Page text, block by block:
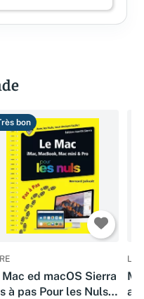
bon
Mac ed macOS Sierra
à pas Pour les Nuls: